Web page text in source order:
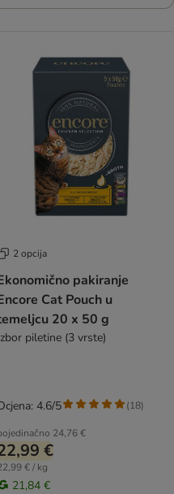
2 opcija
pakiranje
Cat Pouch u
20 x 50 g
piletine (3 vrste)
24,76 €
€
€ / kg
21,84 €
4.6/5 (18)